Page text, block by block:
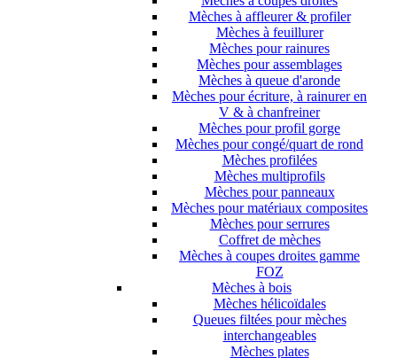
Mèches à affleurer & profiler
Mèches à feuillurer
Mèches pour rainures
Mèches pour assemblages
Mèches à queue d'aronde
Mèches pour écriture, à rainurer en
V & à chanfreiner
Mèches pour profil gorge
Mèches pour congé/quart de rond
Mèches profilées
Mèches multiprofils
Mèches pour panneaux
Mèches pour matériaux composites
Mèches pour serrures
Coffret de mèches
Mèches à coupes droites gamme
FOZ
Mèches à bois
Mèches hélicoïdales
Queues filtées pour mèches
interchangeables
Mèches plates